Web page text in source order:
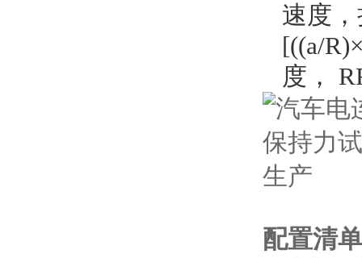
速度
[((a/
度， R
配置清单